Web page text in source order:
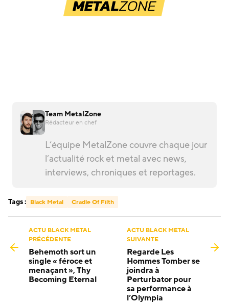
Team MetalZone
Rédacteur en chef
L’équipe MetalZone couvre chaque jour
l’actualité rock et metal avec news,
interviews, chroniques et reportages.
Tags : Black Metal Cradle Of Filth
ACTU BLACK METAL
PRÉCÉDENTE
Behemoth sort un
single « féroce et
menaçant », Thy
Becoming Eternal
ACTU BLACK METAL
SUIVANTE
Regarde Les
Hommes Tomber se
joindra à
Perturbator pour
sa performance à
l’Olympia